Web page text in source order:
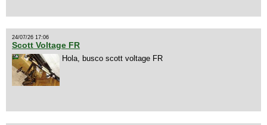
24/07/26 17:06
Scott Voltage FR
Hola, busco scott voltage FR